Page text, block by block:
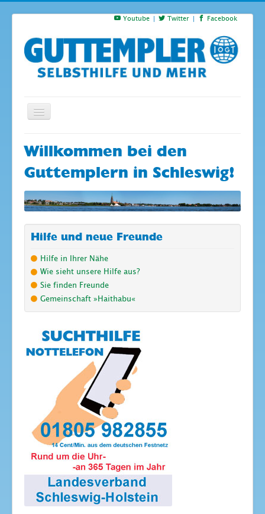
Youtube Twitter Facebook
Suchen
S
Willkommen bei den
Guttemplern in Schleswig!
Hilfe und neue Freunde
Hilfe in Ihrer Nähe
Wie sieht unsere Hilfe aus?
Sie finden Freunde
Gemeinschaft »Haithabu«